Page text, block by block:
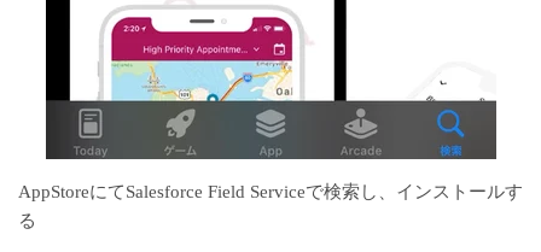
AppStoreにてSalesforce Field Serviceで検索し、インストールす
る